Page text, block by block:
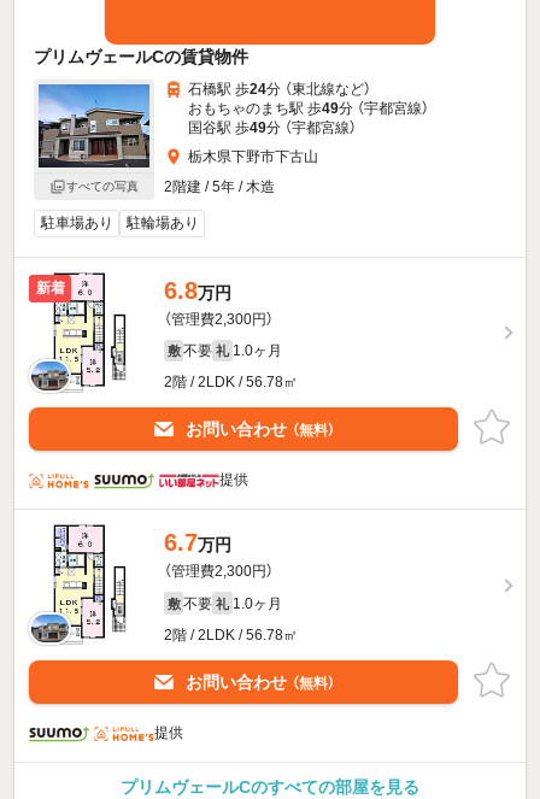
プリムヴェールCの賃貸物件
すべての写真
石橋駅 歩24分 （東北線など）
おもちゃのまち駅 歩49分 （宇都宮線）
国谷駅 歩49分 （宇都宮線）
栃木県下野市下古山
2階建 / 5年 / 木造
駐車場あり 駐輪場あり
新着 6.8万円
（管理費2,300円）
敷 不要 礼 1.0ヶ月
2階 / 2LDK / 56.78㎡
お問い合わせ （無料）
提供
6.7万円
（管理費2,300円）
敷 不要 礼 1.0ヶ月
2階 / 2LDK / 56.78㎡
お問い合わせ （無料）
提供
プリムヴェールCのすべての部屋を見る